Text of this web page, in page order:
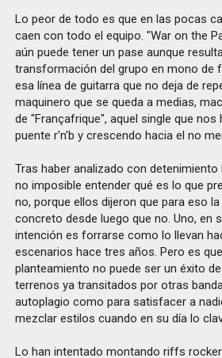
Lo peor de todo es que en las pocas
caen con todo el equipo. "War on the
aún puede tener un pase aunque
transformación del grupo en mono de
esa línea de guitarra que no deja de
maquinero que se queda a medias,
de "Françafrique", aquel single que
puente r'n'b y crescendo hacia el no
Tras haber analizado con
no imposible entender qué es lo que
no, porque ellos dijeron que para eso
concreto desde luego que no. Uno, en
intención es forrarse como lo llevan
escenarios hace tres años. Pero es
planteamiento no puede ser un éxito
terrenos ya transitados por otras
autoplagio como para satisfacer a
mezclar estilos cuando en su día lo
Lo han intentado montando riffs